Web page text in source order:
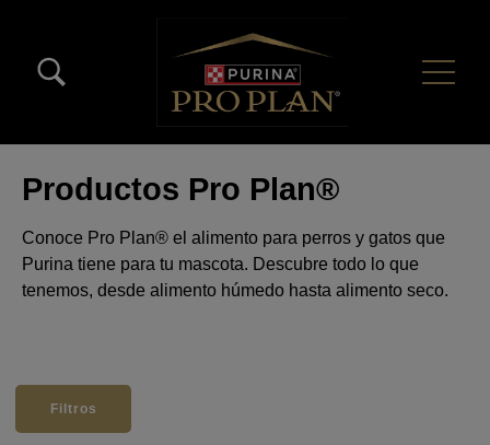
Productos Pro Plan®
Conoce Pro Plan® el alimento para perros y gatos que
Purina tiene para tu mascota. Descubre todo lo que
tenemos, desde alimento húmedo hasta alimento seco.
Filtros